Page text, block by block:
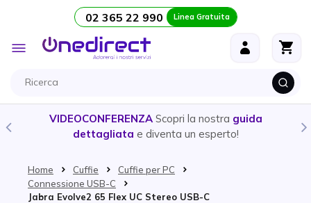
Salta al contenuto 02 365 22 990 Linea Gratuita
Toggle
Nav
VIDEOCONFERENZA Scopri la nostra guida
dettagliata e diventa un esperto!
Home Cuffie
Cuffie per PC
Connessione USB-C
Jabra Evolve2 65 Flex UC Stereo USB-C